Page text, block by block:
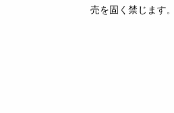
売を固く禁じます。